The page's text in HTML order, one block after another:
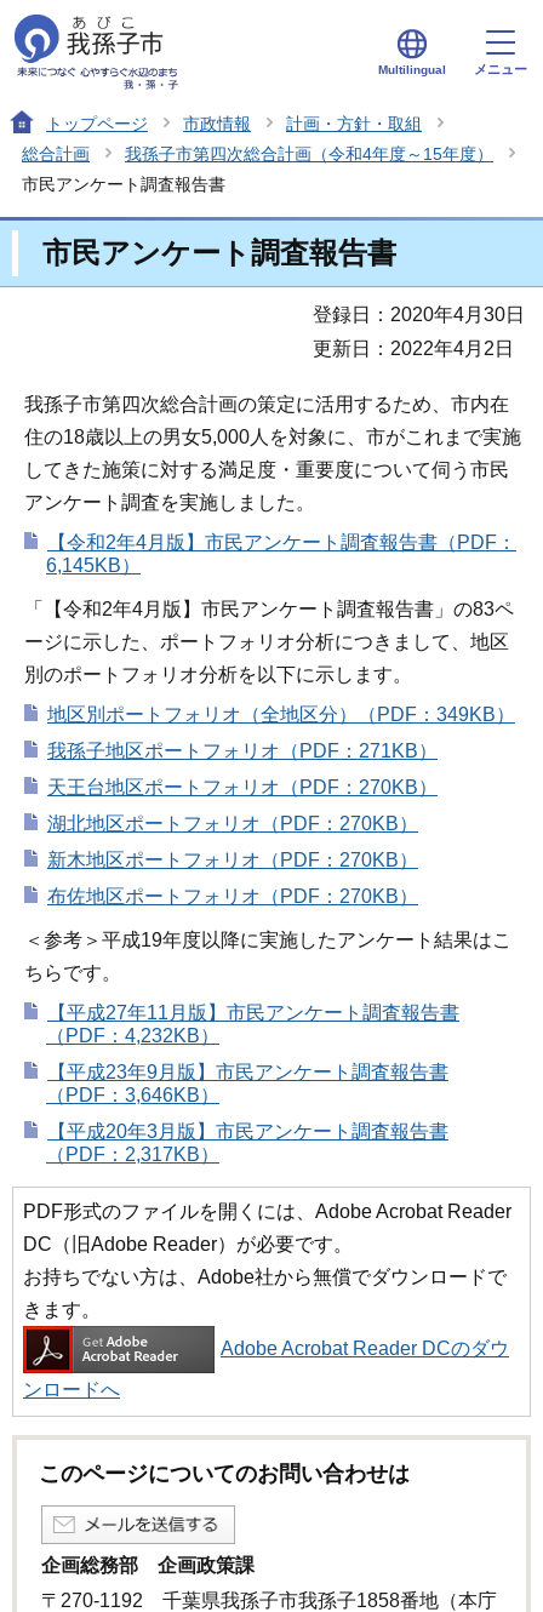
Multilingual メニュー
トップページ 市政情報
計画・方針・取組
総合計画
我孫子市第四次総合計画（令和4年度～15年度）
市民アンケート調査報告書
市民アンケート調査報告書
登録日：2020年4月30日
更新日：2022年4月2日
我孫子市第四次総合計画の策定に活用するため、市内在
住の18歳以上の男女5,000人を対象に、市がこれまで実施
してきた施策に対する満足度・重要度について伺う市民
アンケート調査を実施しました。
【令和2年4月版】市民アンケート調査報告書（PDF：
6,145KB）
「【令和2年4月版】市民アンケート調査報告書」の83ペ
ージに示した、ポートフォリオ分析につきまして、地区
別のポートフォリオ分析を以下に示します。
地区別ポートフォリオ（全地区分）（PDF：349KB）
我孫子地区ポートフォリオ（PDF：271KB）
天王台地区ポートフォリオ（PDF：270KB）
湖北地区ポートフォリオ（PDF：270KB）
新木地区ポートフォリオ（PDF：270KB）
布佐地区ポートフォリオ（PDF：270KB）
＜参考＞平成19年度以降に実施したアンケート結果はこ
ちらです。
【平成27年11月版】市民アンケート調査報告書
（PDF：4,232KB）
【平成23年9月版】市民アンケート調査報告書
（PDF：3,646KB）
【平成20年3月版】市民アンケート調査報告書
（PDF：2,317KB）
PDF形式のファイルを開くには、Adobe Acrobat Reader
DC（旧Adobe Reader）が必要です。
お持ちでない方は、Adobe社から無償でダウンロードで
きます。
Adobe Acrobat Reader DCのダウ
ンロードへ
このページについてのお問い合わせは
企画総務部 企画政策課
〒270-1192 千葉県我孫子市我孫子1858番地（本庁